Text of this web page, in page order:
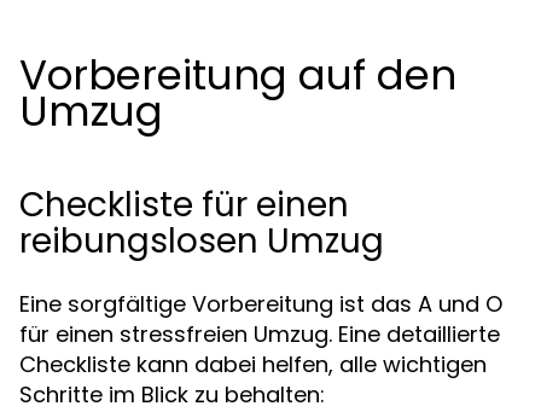
Vorbereitung auf den
Umzug
Checkliste für einen
reibungslosen Umzug
Eine sorgfältige Vorbereitung ist das A und O
für einen stressfreien Umzug. Eine detaillierte
Checkliste kann dabei helfen, alle wichtigen
Schritte im Blick zu behalten: